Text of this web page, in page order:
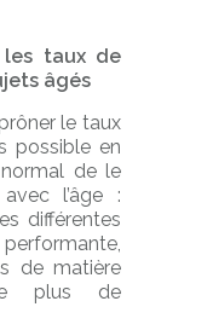
les taux de
âgés
le taux
possible en
de le
l’âge :
différentes
de matière
plus de